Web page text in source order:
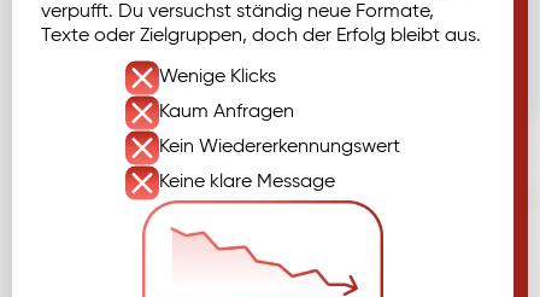
verpufft. Du versuchst ständig neue Formate,
Texte oder Zielgruppen, doch der Erfolg bleibt aus.
Wenige Klicks
Kaum Anfragen
Kein Wieder­erkennungswert
Keine klare Message